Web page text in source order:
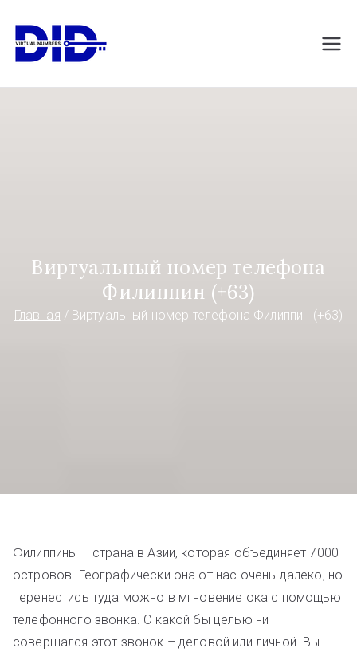
содержимому
DIDVirtualNumb
Виртуальный номер телефона
Филиппин (+63)
Главная Виртуальный номер телефона Филиппин (+63)
Филиппины – страна в Азии, которая объединяет 7000
островов. Географически она от нас очень далеко, но
перенестись туда можно в мгновение ока с помощью
телефонного звонка. С какой бы целью ни
совершался этот звонок – деловой или личной. Вы